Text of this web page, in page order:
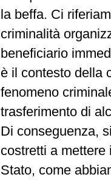
la beffa. Ci
criminalità
beneficiario
è il contesto della
fenomeno
trasferimento di
Di conseguenza,
costretti a
Stato, come